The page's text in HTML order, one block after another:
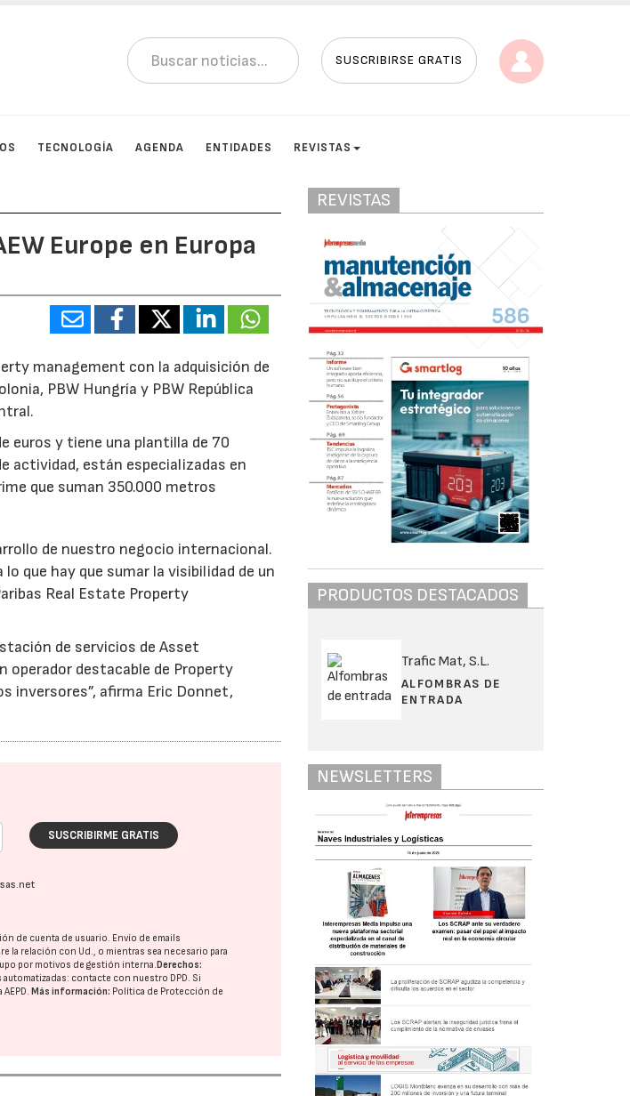
SUSCRIBIRSE GRATIS
TECNOLOGÍA AGENDA ENTIDADES REVISTAS
Europe en Europa
management con la adquisición de
PBW Hungría y PBW República
euros y tiene una plantilla de 70
actividad, están especializadas en
que suman 350.000 metros
de nuestro negocio internacional.
que hay que sumar la visibilidad de un
Real Estate Property
de servicios de Asset
operador destacable de Property
inversores”, afirma Eric Donnet,
SUSCRIBIRME GRATIS
de cuenta de usuario. Envío de emails
la relación con Ud., o mientras sea necesario para
por motivos de gestión interna. Derechos:
contacte con nuestro DPD. Si
AEPD. Más información: Política de Protección de
REVISTAS
PRODUCTOS DESTACADOS
Trafic Mat, S.L.
ALFOMBRAS DE
ENTRADA
NEWSLETTERS